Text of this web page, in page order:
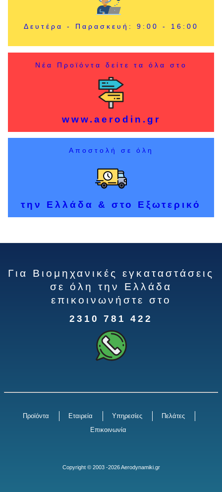
Δευτέρα - Παρασκευή: 9:00 - 16:00
Νέα Προϊόντα δείτε τα όλα στο
www.aerodin.gr
Αποστολή σε όλη
την Ελλάδα & στο Εξωτερικό
Για Βιομηχανικές εγκαταστάσεις
σε όλη την Ελλάδα
επικοινωνήστε στο
2310 781 422
Προϊόντα Εταιρεία Υπηρεσίες
Πελάτες
Επικοινωνία
Copyright © 2003 -2026 Aerodynamiki.gr